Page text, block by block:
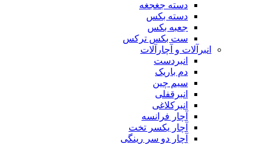
دسته جغجغه
دسته بکس
جعبه بکس
ست بکس ترکس
انبرآلات و آچارآلات
انبردست
دم باریک
سیم چین
انبرقفلی
انبرکلاغی
آچار فرانسه
آچار یکسر تخت
آچار دو سر رینگی